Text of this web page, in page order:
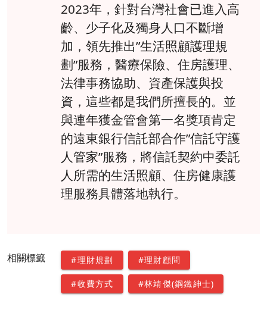
2023年，針對台灣社會已進入高
齡、少子化及獨身人口不斷增
加，領先推出”生活照顧護理規
劃”服務，醫療保險、住房護理、
法律事務協助、資產保護與投
資，這些都是我們所擅長的。並
與連年獲金管會第一名獎項肯定
的遠東銀行信託部合作”信託守護
人管家”服務，將信託契約中委託
人所需的生活照顧、住房健康護
理服務具體落地執行。
相關標籤 #理財規劃 #理財顧問
#收費方式 #林靖傑(鋼鐵紳士)